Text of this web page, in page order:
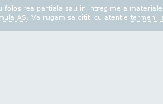
folosirea partiala sau in intregime a
AS. Va rugam sa cititi cu atentie termenii